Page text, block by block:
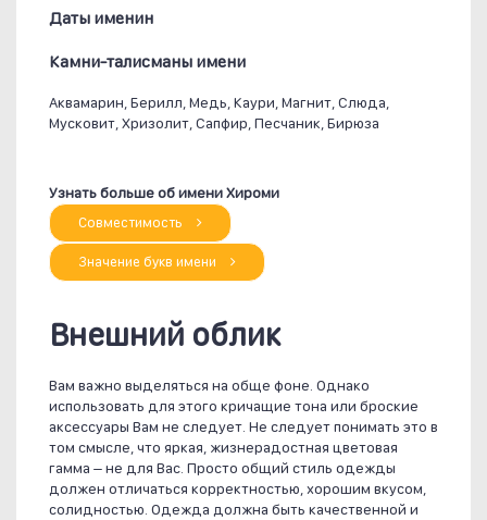
Даты именин
Камни-талисманы имени
Аквамарин, Берилл, Медь, Каури, Магнит, Слюда,
Мусковит, Хризолит, Сапфир, Песчаник, Бирюза
Узнать больше об имени Хироми
Совместимость
Значение букв имени
Внешний облик
Вам важно выделяться на обще фоне. Однако
использовать для этого кричащие тона или броские
аксессуары Вам не следует. Не следует понимать это в
том смысле, что яркая, жизнерадостная цветовая
гамма – не для Вас. Просто общий стиль одежды
должен отличаться корректностью, хорошим вкусом,
солидностью. Одежда должна быть качественной и